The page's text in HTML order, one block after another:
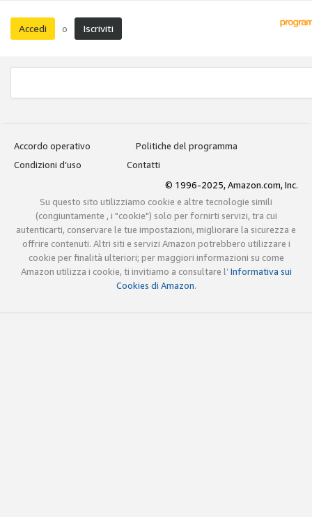
Accedi o Iscriviti
Accordo operativo
Politiche del programma
Condizioni d’uso
Contatti
© 1996-2025, Amazon.com, Inc.
Su questo sito utilizziamo cookie e altre tecnologie simili
(congiuntamente , i "cookie") solo per fornirti servizi, tra cui
autenticarti, conservare le tue impostazioni, migliorare la sicurezza e
offrire contenuti. Altri siti e servizi Amazon potrebbero utilizzare i
cookie per finalità ulteriori; per maggiori informazioni su come
Amazon utilizza i cookie, ti invitiamo a consultare l’Informativa sui
Cookies di Amazon.